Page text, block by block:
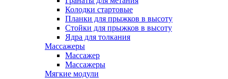
Колодки стартовые
Планки для прыжков в высоту
Стойки для прыжков в высоту
Ядра для толкания
Массажеры
Массажер
Массажеры
Мягкие модули